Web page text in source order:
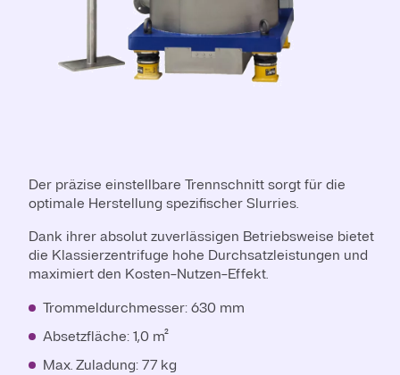
Der präzise einstellbare Trennschnitt sorgt für die
optimale Herstellung spezifischer Slurries.
Dank ihrer absolut zuverlässigen Betriebsweise bietet
die Klassierzentrifuge hohe Durchsatzleistungen und
maximiert den Kosten-Nutzen-Effekt.
Trommeldurchmesser: 630 mm
Absetzfläche: 1,0 m²
Max. Zuladung: 77 kg